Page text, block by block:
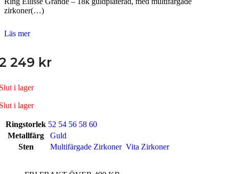
zirkoner(…)
Läs mer
249 kr
i lager
i lager
Ringstorlek 52 54 56 58 60
Metallfärg
Guld
Sten
Multifärgade Zirkoner Vita Zirkoner